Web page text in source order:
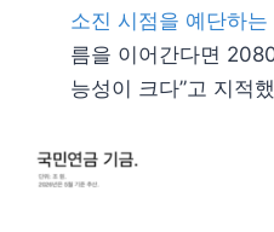
소진 시점을 예단하
름을 이어간다면
능성이 크다”고 지적